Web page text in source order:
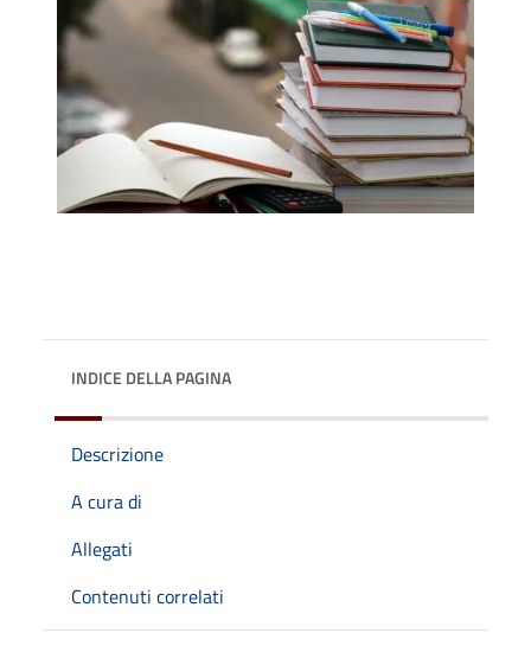
INDICE DELLA PAGINA
Descrizione
A cura di
Allegati
Contenuti correlati